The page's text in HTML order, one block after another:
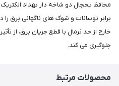
محافظ یخچال دو شاخه دار بهداد
برابر نوسانات و شوک های ناگهانی برق
خارج از حد نرمال با قطع جریان برق، از
جلوگیری می کند.
محصولات مرتبط